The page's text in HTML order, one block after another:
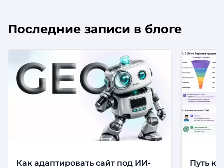
Последние записи в блоге
Как адаптировать сайт под ИИ-
Путь